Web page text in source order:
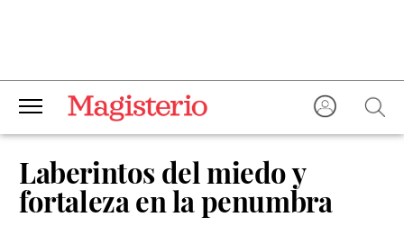
Laberintos del miedo y
fortaleza en la penumbra